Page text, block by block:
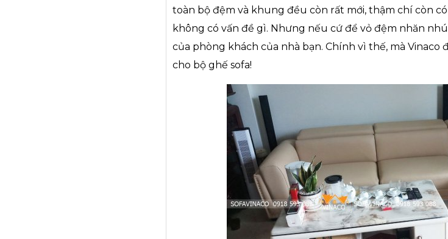
toàn bộ đệm và khung đều còn rất mới, thậm chí còn
không có vấn đề gì. Nhưng nếu cứ để vỏ đệm nhăn
của phòng khách của nhà bạn. Chính vì thế, mà Vinaco
cho bộ ghế sofa!